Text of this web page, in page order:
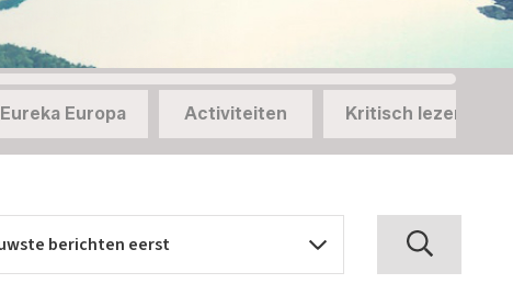
Eureka Europa Activiteiten Kritisch lezen